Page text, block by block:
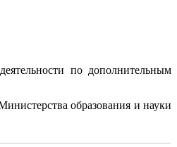
по дополнительным
образования и науки